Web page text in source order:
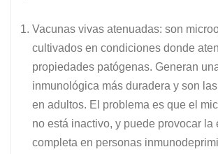
Vacunas vivas atenuadas: son
cultivados en condiciones donde
propiedades patógenas. Generan
inmunológica más duradera y son
en adultos. El problema es que el
no está inactivo, y puede provocar la
completa en personas